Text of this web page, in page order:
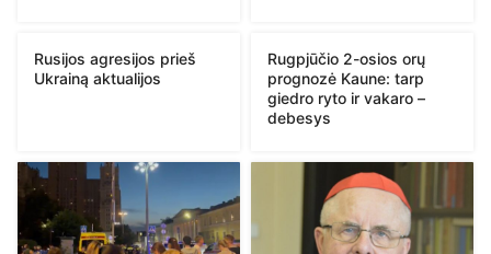
Rusijos agresijos prieš
Ukrainą aktualijos
Rugpjūčio 2-osios orų
prognozė Kaune: tarp
giedro ryto ir vakaro –
debesys